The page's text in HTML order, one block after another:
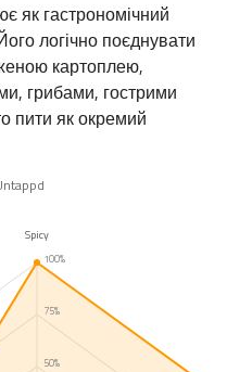
як гастрономічний
логічно поєднувати
картоплею,
грибами, гострими
пити як окремий
50%
75%
100%
Spicy